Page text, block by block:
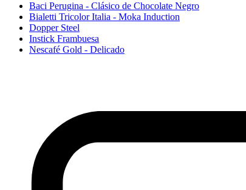
Baci Perugina - Clásico de Chocolate Negro
Bialetti Tricolor Italia - Moka Induction
Dopper Steel
Instick Frambuesa
Nescafé Gold - Delicado